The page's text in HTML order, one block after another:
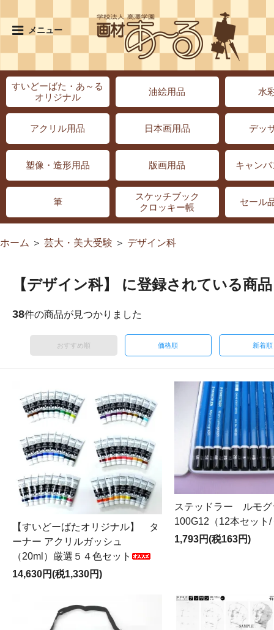
メニュー
すいどーばた・あ～る
オリジナル
油絵用品 水
アクリル用品 日本画用品 デッ
塑像・造形用品 版画用品 キャン
筆
スケッチブック
クロッキー帳
セール
ホーム ＞ 芸大・美大受験 ＞ デザイン科
【デザイン科】 に登録されている商品
38件の商品が見つかりました
おすすめ順 価格順 新着順
【すいどーばたオリジナル】 タ
ーナー アクリルガッシュ
（20ml）厳選５４色セット
14,630円(税1,330円)
ステッドラー ルモ
100G12（12本セット
1,793円(税163円)